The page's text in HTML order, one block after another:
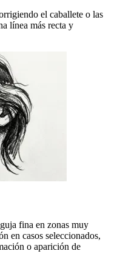
el caballete o las
línea más recta y
fina en zonas muy
en casos seleccionados,
o aparición de